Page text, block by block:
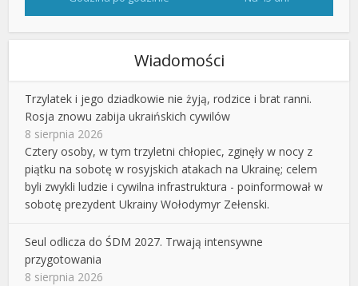
Wiadomości
Trzylatek i jego dziadkowie nie żyją, rodzice i brat ranni.
Rosja znowu zabija ukraińskich cywilów
8 sierpnia 2026
Cztery osoby, w tym trzyletni chłopiec, zginęły w nocy z
piątku na sobotę w rosyjskich atakach na Ukrainę; celem
byli zwykli ludzie i cywilna infrastruktura - poinformował w
sobotę prezydent Ukrainy Wołodymyr Zełenski.
Seul odlicza do ŚDM 2027. Trwają intensywne
przygotowania
8 sierpnia 2026